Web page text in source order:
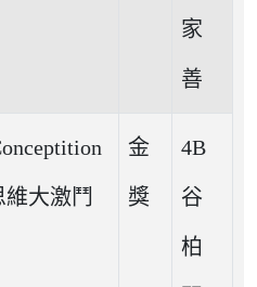
家
善
大激鬥
金
獎
4B
谷
柏